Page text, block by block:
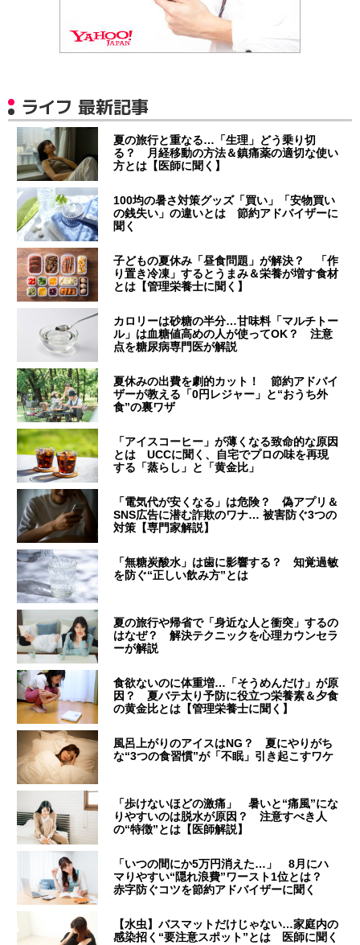
ライフ 最新記事
夏の旅行と重なる…「生理」どう乗り切
る？ 月経移動の方法＆鎮痛薬の適切な使い
方とは【医師に聞く】
100均の暑さ対策グッズ「買い」「安物買い
の銭失い」の違いとは 節約アドバイザーに
聞く
子どもの夏休み「昼食問題」が解決？ 「作
り置き冷凍」するとうまみ＆栄養が増す食材
とは【管理栄養士に聞く】
カロリーは砂糖の半分…甘味料「マルチトー
ル」は血糖値高めの人が使ってOK？ 注意
点を糖尿病専門医が解説
夏休みの出費を劇的カット！ 節約アドバイ
ザーが教える「0円レジャー」と“おうち外
食”の裏ワザ
「アイスコーヒー」が薄くなる致命的な原因
とは UCCに聞く、自宅でプロの味を再現
する「蒸らし」と「黄金比」
「電気代が安くなる」は危険？ 偽アプリ＆
SNS広告に潜む詐欺のワナ… 被害防ぐ3つの
対策【専門家解説】
「無糖炭酸水」は歯に影響する？ 知覚過敏
を防ぐ“正しい飲み方”とは
夏の旅行や帰省で「身近な人と衝突」するの
はなぜ？ 解決テクニックを心理カウンセラ
ーが解説
食欲ないのに体重増…「そうめんだけ」が原
因？ 夏バテ太り予防に役立つ栄養素＆夕食
の黄金比とは【管理栄養士に聞く】
風呂上がりのアイスはNG？ 夏にやりがち
な“3つの食習慣”が「不眠」引き起こすワケ
「歩けないほどの激痛」 暑いと“痛風”にな
りやすいのは脱水が原因？ 注意すべき人
の“特徴”とは【医師解説】
「いつの間にか5万円消えた…」 8月にハ
マりやすい“隠れ浪費”ワースト1位とは？
赤字防ぐコツを節約アドバイザーに聞く
【水虫】バスマットだけじゃない…家庭内の
感染招く“要注意スポット”とは 医師に聞く